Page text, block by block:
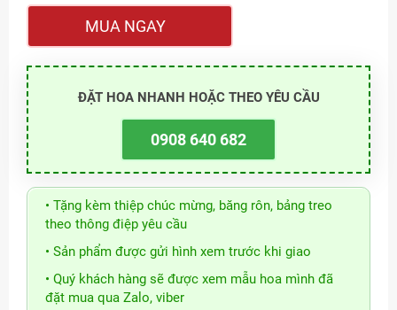
MUA NGAY
ĐẶT HOA NHANH HOẶC THEO YÊU CẦU
0908 640 682
• Tặng kèm thiệp chúc mừng, băng rôn, bảng treo
theo thông điệp yêu cầu
• Sản phẩm được gửi hình xem trước khi giao
• Quý khách hàng sẽ được xem mẫu hoa mình đã
đặt mua qua Zalo, viber